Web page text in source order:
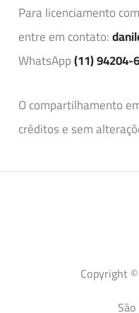
Para licenciamento
entre em contato:
WhatsApp(11) 94204-
O compartilhamento
créditos e sem
Copyright